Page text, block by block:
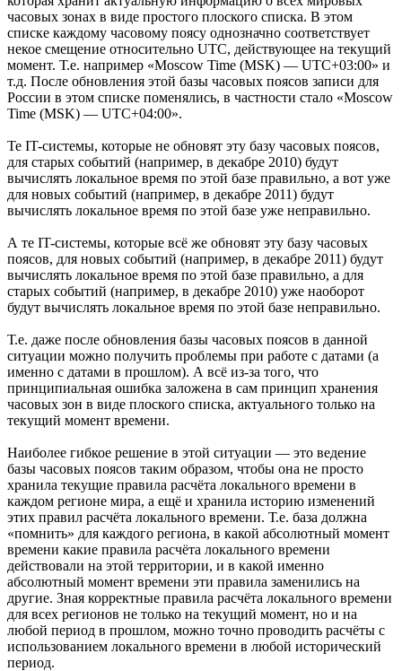
часовых зонах в виде простого плоского списка. В этом
списке каждому часовому поясу однозначно соответствует
некое смещение относительно UTC, действующее на текущий
момент. Т.е. например «Moscow Time (MSK) — UTC+03:00» и
т.д. После обновления этой базы часовых поясов записи для
России в этом списке поменялись, в частности стало «Moscow
Time (MSK) — UTC+04:00».
Те IT-системы, которые не обновят эту базу часовых поясов,
для старых событий (например, в декабре 2010) будут
вычислять локальное время по этой базе правильно, а вот уже
для новых событий (например, в декабре 2011) будут
вычислять локальное время по этой базе уже неправильно.
А те IT-системы, которые всё же обновят эту базу часовых
поясов, для новых событий (например, в декабре 2011) будут
вычислять локальное время по этой базе правильно, а для
старых событий (например, в декабре 2010) уже наоборот
будут вычислять локальное время по этой базе неправильно.
Т.е. даже после обновления базы часовых поясов в данной
ситуации можно получить проблемы при работе с датами (а
именно с датами в прошлом). А всё из-за того, что
принципиальная ошибка заложена в сам принцип хранения
часовых зон в виде плоского списка, актуального только на
текущий момент времени.
Наиболее гибкое решение в этой ситуации — это ведение
базы часовых поясов таким образом, чтобы она не просто
хранила текущие правила расчёта локального времени в
каждом регионе мира, а ещё и хранила историю изменений
этих правил расчёта локального времени. Т.е. база должна
«помнить» для каждого региона, в какой абсолютный момент
времени какие правила расчёта локального времени
действовали на этой территории, и в какой именно
абсолютный момент времени эти правила заменились на
другие. Зная корректные правила расчёта локального времени
для всех регионов не только на текущий момент, но и на
любой период в прошлом, можно точно проводить расчёты с
использованием локального времени в любой исторический
период.